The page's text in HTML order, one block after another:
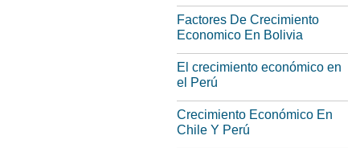
Factores De Crecimiento
Economico En Bolivia
El crecimiento económico en
el Perú
Crecimiento Económico En
Chile Y Perú